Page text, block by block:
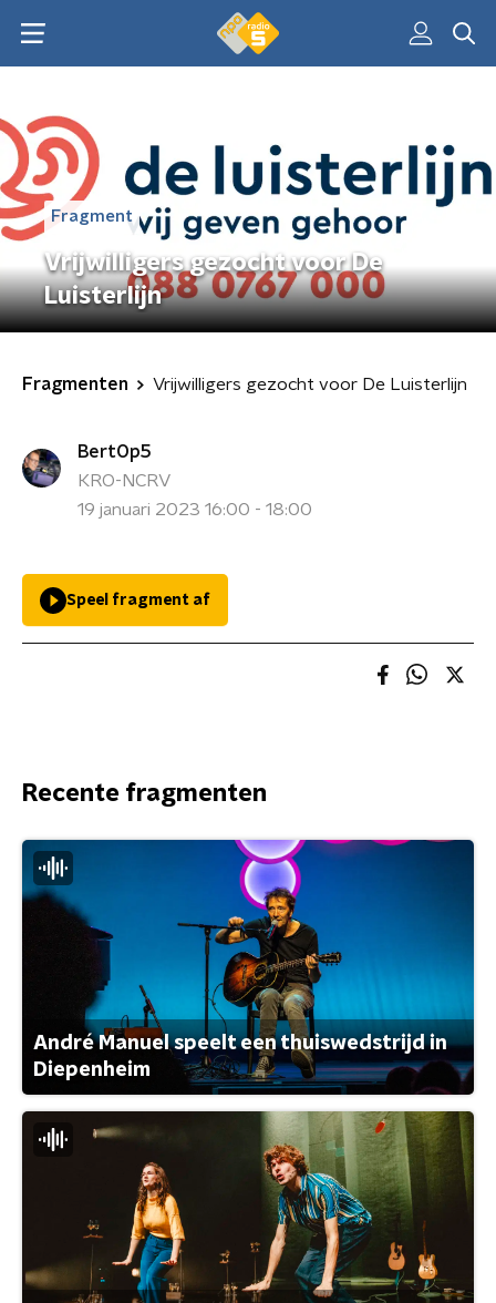
Fragment
Vrijwilligers gezocht voor De
Luisterlijn
Fragmenten Vrijwilligers gezocht voor De Luisterlijn
BertOp5
KRO-NCRV
19 januari 2023 16:00 - 18:00
Speel fragment af
Recente fragmenten
André Manuel speelt een thuiswedstrijd in
Diepenheim